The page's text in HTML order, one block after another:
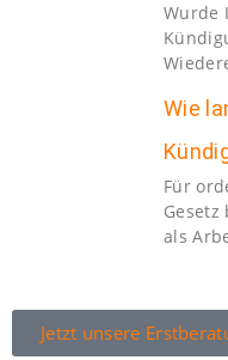
Wurde
Wie
Für
Gesetz
als
Jetzt unsere